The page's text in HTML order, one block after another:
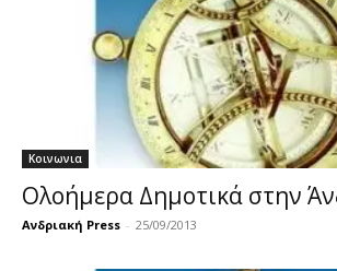
Κοινωνια
Ολοήμερα Δημοτικά στην
Ανδριακή Press - 25/09/2013